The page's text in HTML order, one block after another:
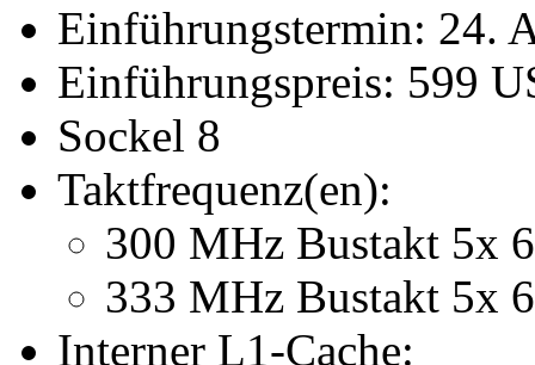
Einführungstermin: 24.
Einführungspreis: 599
Sockel 8
Taktfrequenz(en):
300 MHz Bustakt 5x
333 MHz Bustakt 5x
Interner L1-Cache: